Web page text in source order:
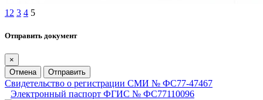
1 2 3 4 5
Отправить документ
×
Отмена
Отправить
Свидетельство о регистрации СМИ № ФС77-47467
Электронный паспорт ФГИС № ФС77110096